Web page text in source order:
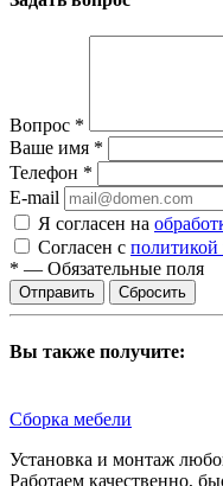
Вопрос *
Ваше имя *
Телефон *
E-mail
Я согласен на
Согласен с политикой
* — Обязательные поля
Сбросить
Вы также получите:
Сборка мебели
Установка и монтаж
Работаем качественно,